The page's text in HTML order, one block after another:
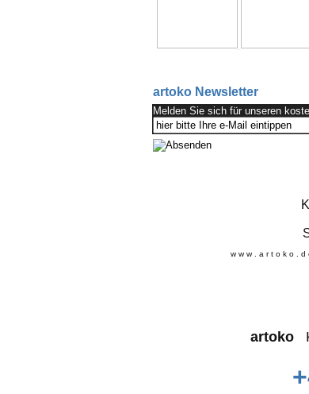
artoko Newsletter
Melden Sie sich für unseren
w w w . a r t o k
artoko